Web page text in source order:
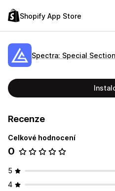
Shopify App Store
Spectra: Special
Recenze
Celkové hodnocení
0
5
4